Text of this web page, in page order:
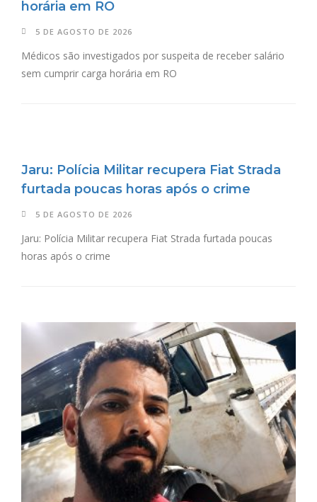
horária em RO
5 DE AGOSTO DE 2026
Médicos são investigados por suspeita de receber salário
sem cumprir carga horária em RO
Jaru: Polícia Militar recupera Fiat Strada
furtada poucas horas após o crime
5 DE AGOSTO DE 2026
Jaru: Polícia Militar recupera Fiat Strada furtada poucas
horas após o crime